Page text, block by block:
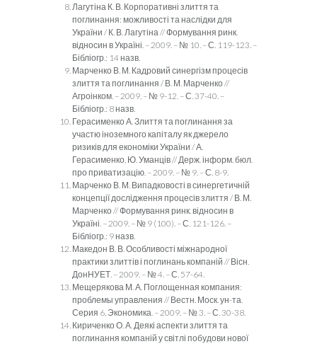
Лагутіна К. В. Корпоративні злиття та
поглинання: можливості та наслідки для
України / К. В. Лагутіна // Формування ринк.
відносин в Україні. – 2009. – № 10. – С. 119-123. –
Бібліогр.: 14 назв.
Марченко В. М. Кадровий синергізм процесів
злиття та поглинання / В. М. Марченко //
Агроінком. – 2009. – № 9-12. – С. 37-40. –
Бібліогр.: 8 назв.
Герасименко А. Злиття та поглинання за
участю іноземного капіталу як джерело
ризиків для економіки України / А.
Герасименко, Ю. Уманців // Держ. інформ. бюл.
про приватизацію. – 2009. – № 9. – С. 8-9.
Марченко В. М. Випадковості в синергетичній
концепції дослідження процесів злиття / В. М.
Марченко // Формування ринк. відносин в
Україні. – 2009. – № 9 (100). – С. 121-126. –
Бібліогр.: 9 назв.
Македон В. В. Особливості міжнародної
практики злиттів і поглинань компаній // Вісн.
ДонНУЕТ. – 2009. – № 4. – С. 57-64.
Мещерякова М. А. Поглощенная компания:
проблемы управления // Вестн. Моск. ун-та.
Серия 6, Экономика. – 2009. – № 3. – С. 30-38.
Кириченко О. А. Деякі аспекти злиття та
поглинання компаній у світлі побудови нової